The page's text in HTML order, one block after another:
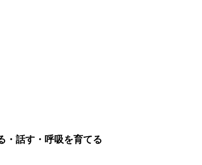
・話す・呼吸を育てる